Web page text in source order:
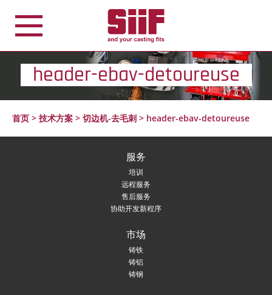
header-ebav-detoureuse
首页 > 技术方案 > 切边机-去毛刺 > header-ebav-detoureuse
服务
培训
远程服务
售后服务
协助开发新程序
市场
铸铁
铸铝
铸钢